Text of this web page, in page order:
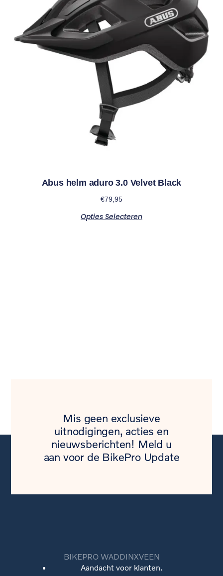
Abus helm aduro 3.0 Velvet Black
€79,95
Opties Selecteren
Mis geen exclusieve
uitnodigingen, acties en
nieuwsberichten! Meld u
aan voor de BikePro Update
BIKEPRO WADDINXVEEN
Aandacht voor klanten.